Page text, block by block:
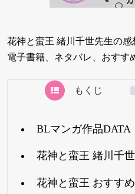
花神と蛮王 緒川千世先生の感
電子書籍、ネタバレ、おすす
もくじ
BLマンガ作品DATA
花神と蛮王 緒川千
花神と蛮王 おすす